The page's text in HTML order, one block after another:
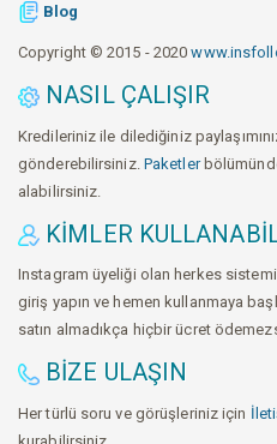
Blog
Copyright © 2015 - 2020
NASIL ÇALIŞIR
Kredileriniz ile dilediğiniz
gönderebilirsiniz. Paketler
alabilirsiniz.
KIMLER
Instagram üyeliği olan herkes
giriş yapın ve hemen kullanmaya
satın almadıkça hiçbir ücret
BIZE ULAŞIN
Her türlü soru ve görüşleriniz için